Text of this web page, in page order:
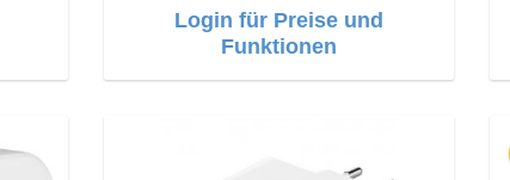
Login für Preise und
Funktionen